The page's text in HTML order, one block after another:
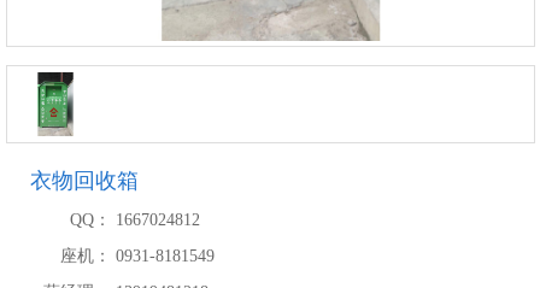
衣物回收箱
QQ：
1667024812
座机：
0931-8181549